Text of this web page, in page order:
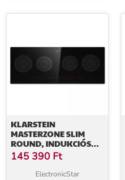
technológia, Smart Flex
KLARSTEIN
MASTERZONE SLIM
ROUND, INDUKCIÓS
FŐZŐLAP, MAX. 7200
W, BEÉPÍTETT, 4 ZÓNA
145 390 Ft
ElectronicStar